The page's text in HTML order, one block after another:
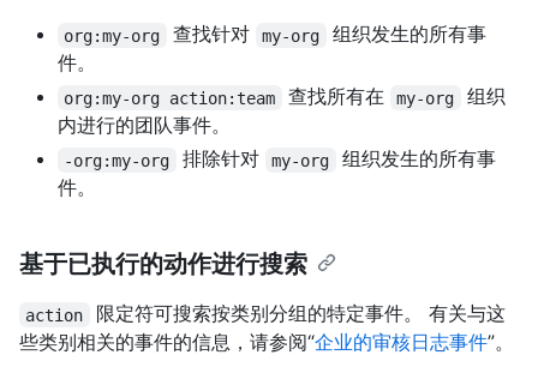
org:my-org 查找针对 my-org
组织发生的所有事
件。
org:my-org action:team 查找所有在 my-org
组织
内进行的团队事件。
-org:my-org 排除针对 my-org
组织发生的所有事
件。
基于已执行的动作进行搜索
action
限定符可搜索按类别分组的特定事件。 有关与这
些类别相关的事件的信息，请参阅“企业的审核日志事件”。